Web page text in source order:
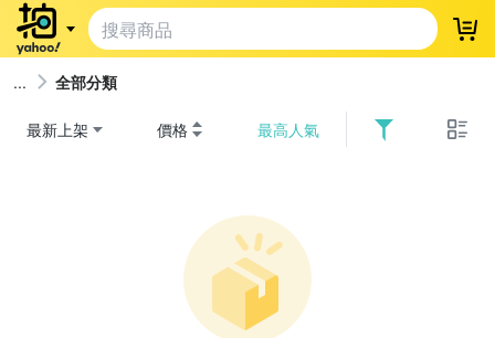
登
全部分類
最新上架 價格 最高人氣